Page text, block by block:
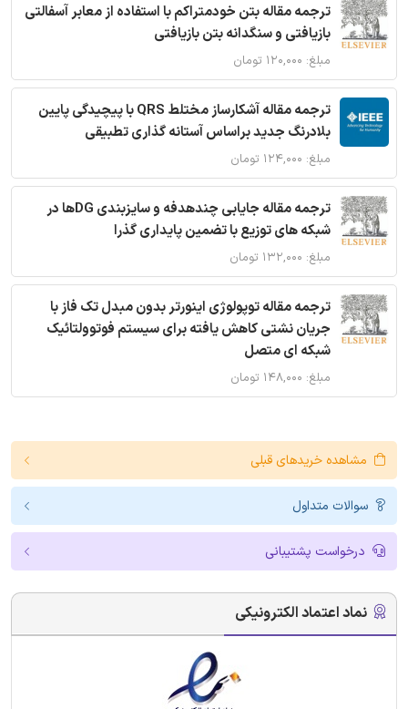
ترجمه مقاله بتن خودمتراکم با استفاده از معابر آسفالتی
بازیافتی و سنگدانه بتن بازیافتی
مبلغ: ۱۲۰,۰۰۰ تومان
ترجمه مقاله آشکارساز مختلط QRS با پیچیدگی پایین
بلادرنگ جدید براساس آستانه گذاری تطبیقی
مبلغ: ۱۲۴,۰۰۰ تومان
ترجمه مقاله جایابی چندهدفه و سایزبندی DGها در
شبکه های توزیع با تضمین پایداری گذرا
مبلغ: ۱۳۲,۰۰۰ تومان
ترجمه مقاله توپولوژی اینورتر بدون مبدل تک فاز با
جریان نشتی کاهش یافته برای سیستم فوتوولتائیک
شبکه ای متصل
مبلغ: ۱۴۸,۰۰۰ تومان
مشاهده خریدهای قبلی
سوالات متداول
درخواست پشتیبانی
نماد اعتماد الکترونیکی